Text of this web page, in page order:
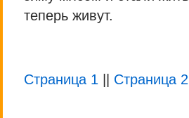
теперь живут.
Страница 1 Страница 2